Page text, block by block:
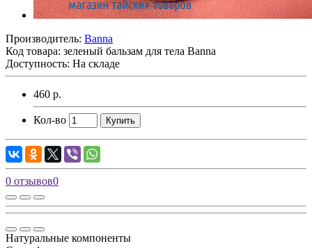
Производитель: Banna
Код товара: зеленый бальзам для тела Banna
Доступность: На складе
460 р.
Кол-во Купить
0 отзывов0
Натуральные компоненты